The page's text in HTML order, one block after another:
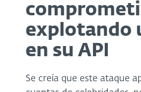
explotando
en su API
Se creía que este ataque